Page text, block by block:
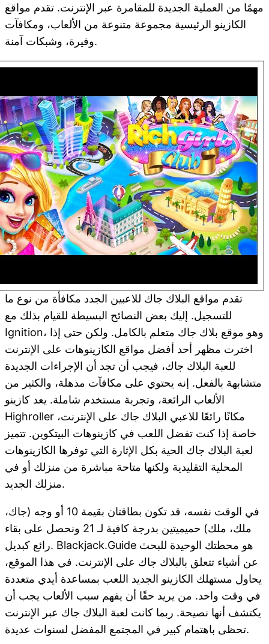
مهمًا من العملية الجديدة للمقامرة عبر الإنترنت. تقدم مواقع
الكازينو الرئيسية مجموعة متنوعة من الألعاب، ومكافآت
وفيرة، وشبكات آمنة.
تقدم مواقع البلاك جاك للاعبين الجدد مكافأة من نوع ما
للتسجيل. إليك بعض النصائح البسيطة للقيام بذلك مع
Ignition، وهو موقع بلاك جاك متعلم بالكامل. ولكن حتى إذا
اخترت مظهر أحد أفضل مواقع الكازينوهات على الإنترنت
للعبة البلاك جاك، فيجب أن تجد أن الإجراءات الجديدة
متشابهة بالفعل. إنه يحتوي على مكافآت مذهلة، والكثير من
الألعاب الرائعة، وتجربة مستخدم شاملة. يعد كازينو
Highroller مكانًا رائعًا للاعبي البلاك جاك على الإنترنت،
خاصة إذا كنت تفضل اللعب في كازينوهات البيتكوين. تتميز
لعبة البلاك جاك الحية بكل الإثارة التي توفرها الكازينوهات
المحلية التقليدية ولكنها متاحة مباشرة من منزلك أو في
منزلك الجديد.
في الوقت نفسه، قد تكون بطاقتان بقيمة 10 أو وجه (جاك،
ملك، ملك) حميميتين بدرجة كافية لـ 21 ونحصل على بقاء
رائع كبديل. Blackjack.Guide هو محطتك الوحيدة للبحث
عن أشياء تتعلق بالبلاك جاك على الإنترنت. في هذا الموقع،
يحاول مستهلك الكازينو الجديد اللعب بمساعدة أيدي متعددة
في وقت واحد. من يريد حقًا أن يفهم سبب الألعاب يجب أن
يكتشف أنها نصيحة. ربما كانت لعبة البلاك جاك عبر الإنترنت
تحظى باهتمام كبير في المجتمع المفضل لسنوات عديدة.